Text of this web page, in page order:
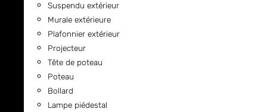
Suspendu extérieur
Murale extérieure
Plafonnier extérieur
Projecteur
Tête de poteau
Poteau
Bollard
Lampe piédestal